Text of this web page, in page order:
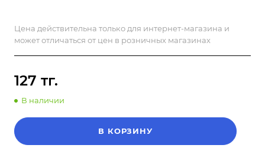
Цена действительна только для интернет-магазина и
может отличаться от цен в розничных магазинах
127 тг.
В наличии
В КОРЗИНУ